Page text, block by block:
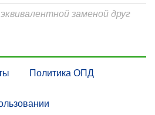
заменой друг
Политика ОПД